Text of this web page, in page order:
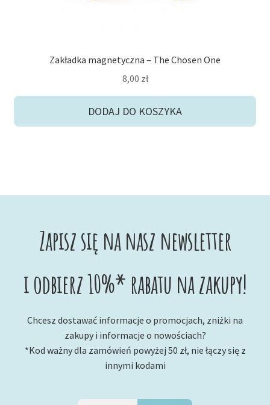
Zakładka magnetyczna – The Chosen One
8,00 zł
DODAJ DO KOSZYKA
Zapisz się na nasz newsletter
i odbierz 10%* rabatu na zakupy!
Chcesz dostawać informacje o promocjach, zniżki na
zakupy i informacje o nowościach?
*Kod ważny dla zamówień powyżej 50 zł, nie łączy się z
innymi kodami